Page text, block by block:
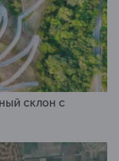
склон с